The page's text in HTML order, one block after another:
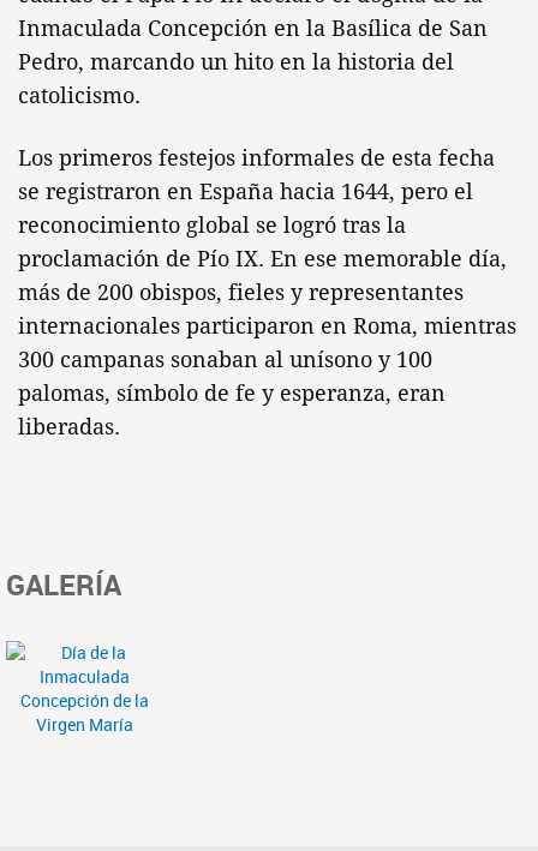
Inmaculada Concepción en la Basílica de San
Pedro, marcando un hito en la historia del
catolicismo.
Los primeros festejos informales de esta fecha
se registraron en España hacia 1644, pero el
reconocimiento global se logró tras la
proclamación de Pío IX. En ese memorable día,
más de 200 obispos, fieles y representantes
internacionales participaron en Roma, mientras
300 campanas sonaban al unísono y 100
palomas, símbolo de fe y esperanza, eran
liberadas.
GALERÍA